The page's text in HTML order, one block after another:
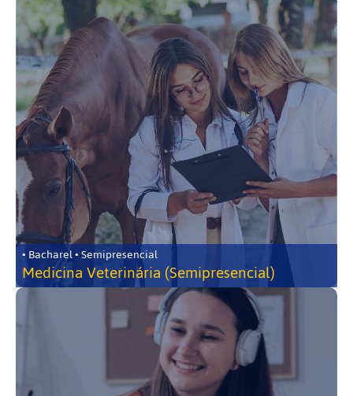
• Bacharel • Semipresencial
Medicina Veterinária (Semipresencial)